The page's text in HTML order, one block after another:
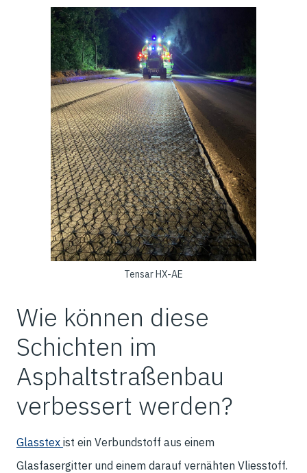
Tensar HX-AE
Wie können diese
Schichten im
Asphaltstraßenbau
verbessert werden?
Glasstex ist ein Verbundstoff aus einem
Glasfasergitter und einem darauf vernähten Vliesstoff.